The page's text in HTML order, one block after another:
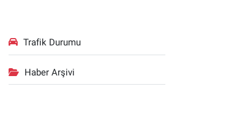
Trafik Durumu
Haber Arşivi